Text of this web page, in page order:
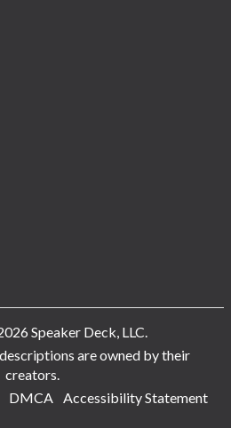
Speaker Deck, LLC.
are owned by their
creators.
DMCA Accessibility Statement